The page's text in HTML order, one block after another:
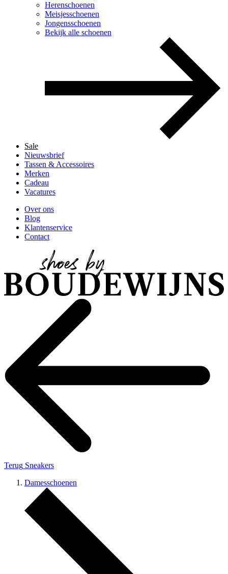
Herenschoenen
Meisjesschoenen
Jongensschoenen
Bekijk alle schoenen
Sale
Nieuwsbrief
Tassen & Accessoires
Merken
Cadeau
Vacatures
Over ons
Blog
Klantenservice
Contact
Terug Sneakers
Damesschoenen